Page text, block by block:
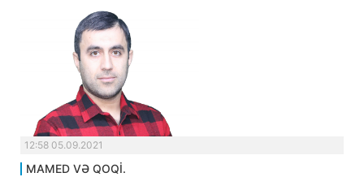
12:58 05.09.2021
MAMED VƏ QOQİ.